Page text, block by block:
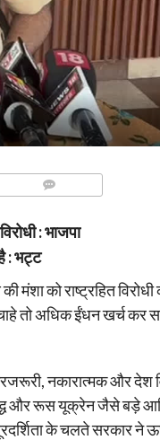
: भाजपा
: भट्ट
को राष्ट्रहित विरोधी
चाहे तो अधिक ईंधन खर्च कर
नकारात्मक और देश
युद्ध और रूस यूक्रेन जैसे बड़े
के चलते सरकार ने